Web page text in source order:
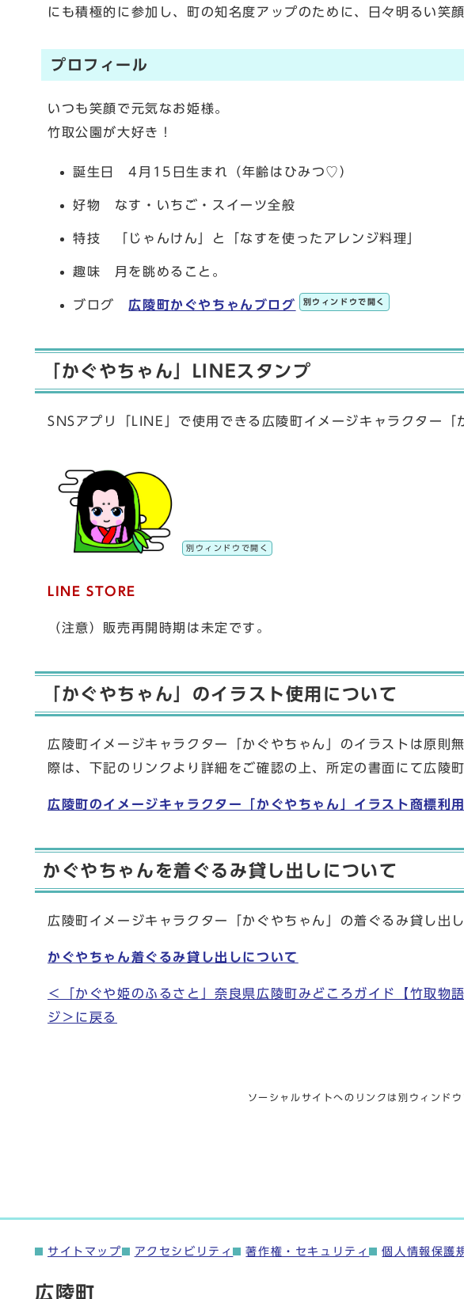
にも積極的に参加し、町の知名度アップのために、日々明るい笑
プロフィール
いつも笑顔で元気なお姫様。
竹取公園が大好き！
誕生日 4月15日生まれ（年齢はひみつ♡）
好物 なす・いちご・スイーツ全般
特技 「じゃんけん」と「なすを使ったアレンジ料理」
趣味 月を眺めること。
ブログ 広陵町かぐやちゃんブログ 別ウィンドウで開く
「かぐやちゃん」LINEスタンプ
SNSアプリ「LINE」で使用できる広陵町イメージキャラクター「
別ウィンドウで開く
LINE STORE
（注意）販売再開時期は未定です。
「かぐやちゃん」のイラスト使用について
広陵町イメージキャラクター「かぐやちゃん」のイラストは原則
際は、下記のリンクより詳細をご確認の上、所定の書面にて広陵
広陵町のイメージキャラクター「かぐやちゃん」イラスト商標利
かぐやちゃんを着ぐるみ貸し出しについて
広陵町イメージキャラクター「かぐやちゃん」の着ぐるみ貸し出
かぐやちゃん着ぐるみ貸し出しについて
＜「かぐや姫のふるさと」奈良県広陵町みどころガイド【竹取
ジ＞に戻る
ソーシャルサイトへのリンクは別ウィンドウ
サイトマップ アクセシビリティ 著作権・セキュリティ 個人情報保護
広陵町